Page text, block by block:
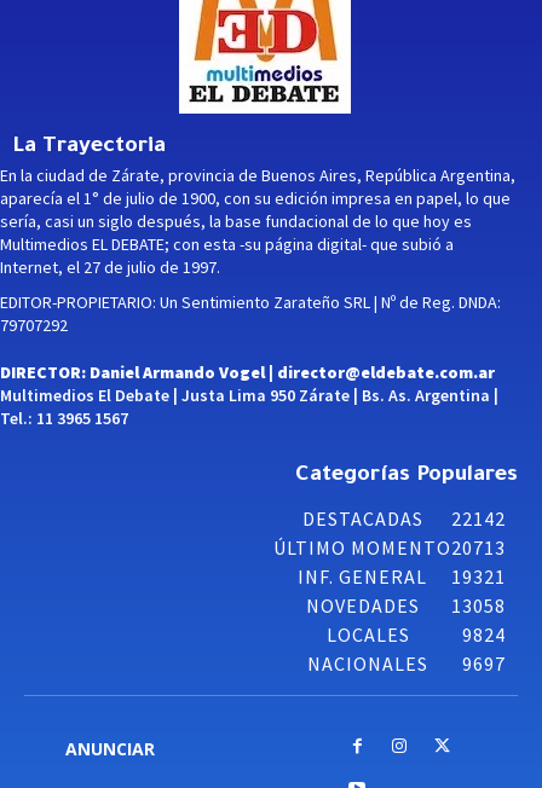
La Trayectoria
En la ciudad de Zárate, provincia de Buenos Aires, República Argentina,
aparecía el 1° de julio de 1900, con su edición impresa en papel, lo que
sería, casi un siglo después, la base fundacional de lo que hoy es
Multimedios EL DEBATE; con esta -su página digital- que subió a
Internet, el 27 de julio de 1997.
EDITOR-PROPIETARIO: Un Sentimiento Zarateño SRL | Nº de Reg. DNDA:
79707292
DIRECTOR: Daniel Armando Vogel | director@eldebate.com.ar
Multimedios El Debate | Justa Lima 950 Zárate | Bs. As. Argentina |
Tel.: 11 3965 1567
Categorías Populares
DESTACADAS
22142
ÚLTIMO MOMENTO20713
INF. GENERAL
19321
NOVEDADES
13058
LOCALES
9824
NACIONALES
9697
ANUNCIAR